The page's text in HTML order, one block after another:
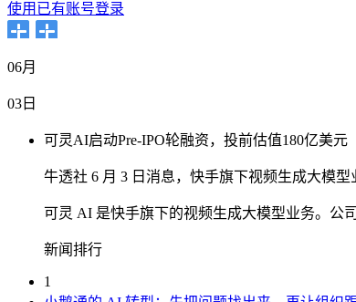
使用已有账号登录
06月
03日
可灵AI启动Pre-IPO轮融资，投前估值180亿美元
牛透社 6 月 3 日消息，快手旗下视频生成大模
可灵 AI 是快手旗下的视频生成大模型业务。公
新闻排行
1